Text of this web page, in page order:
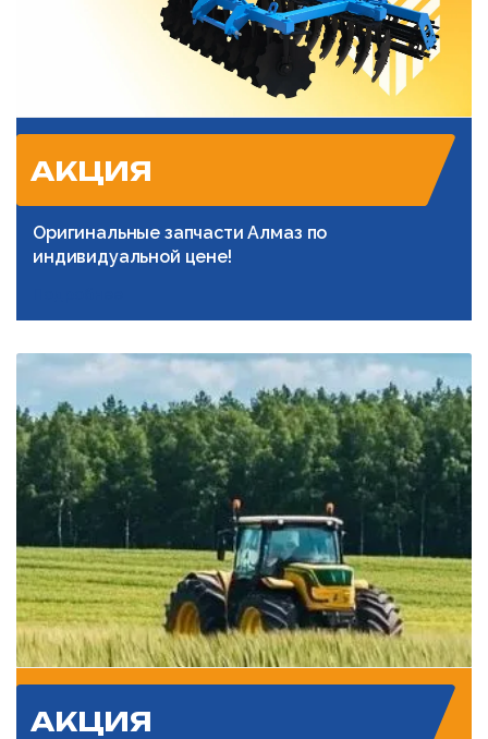
АКЦИЯ
Оригинальные запчасти Алмаз по
индивидуальной цене!
АКЦИЯ